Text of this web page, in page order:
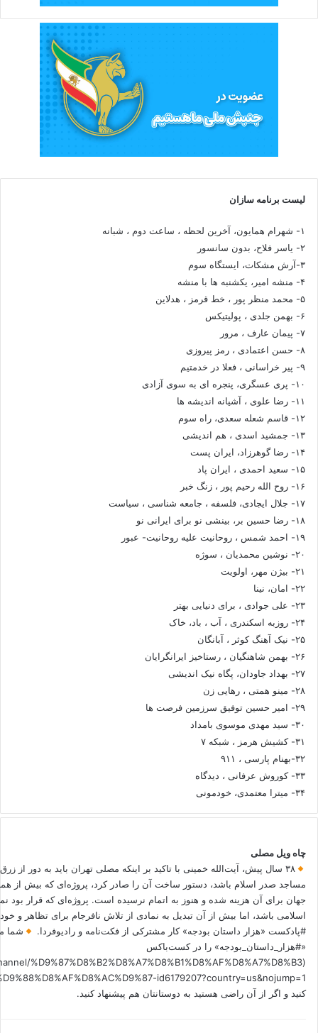
لیست برنامه سازان
۱- شهرام همایون، آخرین لحظه ، ساعت دوم ، شبانه
۲- یاسر فلاح، بدون سانسور
۳-آرش مشکات، ایستگاه سوم
۴- منشه امیر، یکشنبه ها با منشه
۵- محمد منظر پور ، خط قرمز ، هدلاین
۶- بهمن جلدی ، پولیتیکس
۷- پیمان عارف ، مرور
۸- حسن اعتمادی ، رمز پیروزی
۹- پیر خراسانی ، فعلا در خدمتیم
۱۰- پری عسگری، پنجره ای به سوی آزادی
۱۱- رضا علوی ، آشیانه اندیشه ها
۱۲- قاسم شعله سعدی، راه سوم
۱۳- جمشید اسدی ، هم اندیشی
۱۴- رضا گوهرزاد، ایران پست
۱۵- سعید احمدی ، ایران پاد
۱۶- روح الله رحیم پور ، زنگ خبر
۱۷- جلال ایجادی، فلسفه ، جامعه شناسی ، سیاست
۱۸- رضا حسین بر، بینشی نو برای ایرانی نو
۱۹- احمد شمس ، روحانیت علیه روحانیت- عبور
۲۰- نوشین محمدیان ، سوژه
۲۱- بیژن مهر، اولویت
۲۲- امان، نینا
۲۳- علی جوادی ، برای دنیایی بهتر
۲۴- روزبه اسکندری ، آب ، باد، خاک
۲۵- نیک آهنگ کوثر ، آبانگان
۲۶- بهمن شاهنگیان ، رستاخیز ایرانگرایان
۲۷- بهداد جاودان، پگاه نیک اندیشی
۲۸- مینو همتی ، رهایی زن
۲۹- امیر حسین توفیق سرزمین فرصت ها
۳۰- سید مهدی موسوی بامداد
۳۱- کشیش هرمز ، شبکه ۷
۳۲-بهنام پارسی ، ۹۱۱
۳۳- کوروش عرفانی ، دیدگاه
۳۴- میترا معتمدی، خودمونی
چاه ویل مصلی
۳۸ سال پیش، آیت‌الله خمینی با تاکید بر اینکه مصلی تهران باید به دور از
مساجد صدر اسلام باشد، دستور ساخت آن را صادر کرد، پروژه‌ای که بیش از
جهان برای آن هزینه شده و هنوز به اتمام نرسیده است. پروژه‌ای که قرار بود
اسلامی باشد، اما بیش از آن تبدیل به نمادی از تلاش نافرجام برای تظاهر و
#پادکست «هزار داستان بودجه» کار مشترکی از فکت‌نامه و رادیوفردا.
شما
«#هزار_داستان_بودجه» را در کست‌باکس
%D9%87%D8%B2%D8%A7%D8%B1%D8%AF%D8%A7%D8%B3
کنید و اگر از آن راضی هستید به دوستانتان هم پیشنهاد کنید.